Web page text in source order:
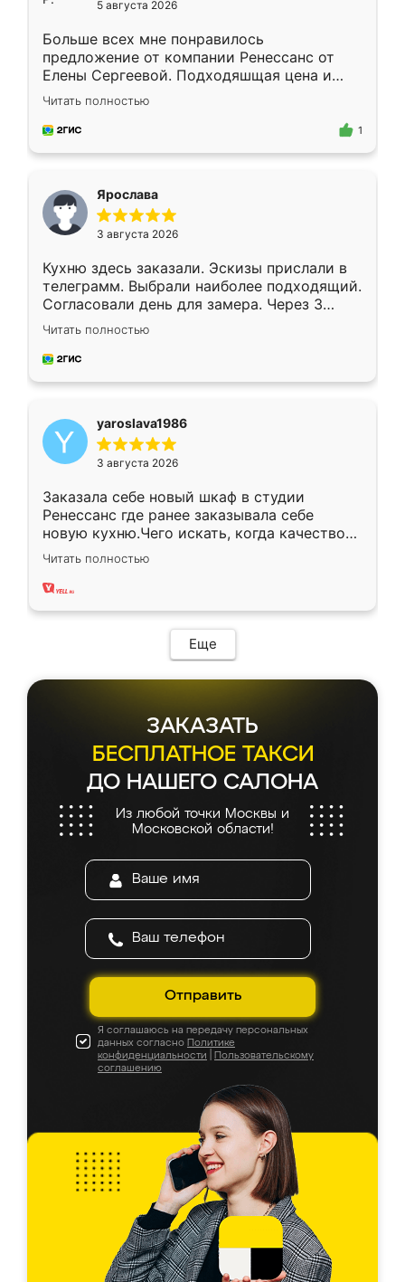
5 августа 2026
Больше всех мне понравилось
предложение от компании Ренессанс от
Елены Сергеевой. Подходяшщая цена и
короткие сроки изготовления. Приехавший
для замера сотрудник Владислав
предложил по моему эскизу самый
Читать полностью
1
Ярослава
3 августа 2026
Кухню здесь заказали. Эскизы прислали в
телеграмм. Выбрали наиболее подходящий.
Согласовали день для замера. Через 3
недели кухня была уже готова. Остались
довольны работой. Спасибо Ренессанс
мебель за качественную работу!
Читать полностью
yaroslava1986
3 августа 2026
Заказала себе новый шкаф в студии
Ренессанс где ранее заказывала себе
новую кухню.Чего искать, когда качеством
вполне довольна. Служит кухня уже почти
два года, нареканий нет.
Читать полностью
Еще
ЗАКАЗАТЬ
БЕСПЛАТНОЕ ТАКСИ
ДО НАШЕГО САЛОНА
Из любой точки Москвы и
Московской области!
Отправить
Я соглашаюсь на передачу персональных
данных согласно Политике
конфиденциальности
Пользовательскому
соглашению